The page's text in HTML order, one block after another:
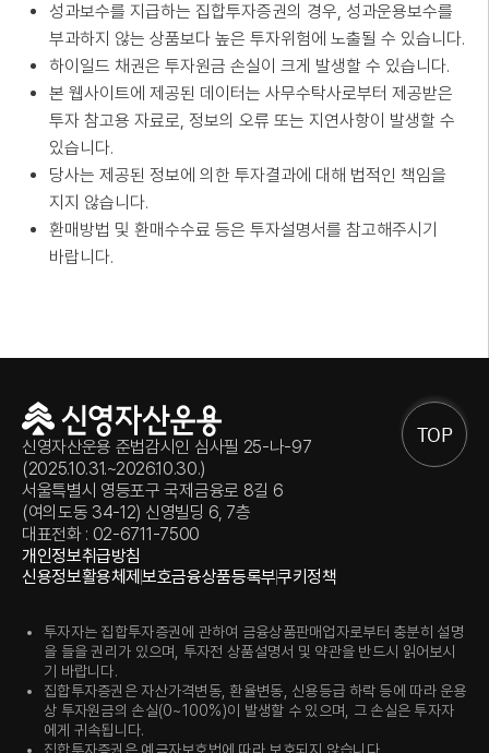
성과보수를 지급하는 집합투자증권의 경우, 성과운용보수를
부과하지 않는 상품보다 높은 투자위험에 노출될 수 있습니다.
하이일드 채권은 투자원금 손실이 크게 발생할 수 있습니다.
본 웹사이트에 제공된 데이터는 사무수탁사로부터 제공받은
투자 참고용 자료로, 정보의 오류 또는 지연사항이 발생할 수
있습니다.
당사는 제공된 정보에 의한 투자결과에 대해 법적인 책임을
지지 않습니다.
환매방법 및 환매수수료 등은 투자설명서를 참고해주시기
바랍니다.
신영자산운용 준법감시인 심사필 25-나-97
(2025.10.31.~2026.10.30.)
서울특별시 영등포구 국제금융로 8길 6
(여의도동 34-12) 신영빌딩 6, 7층
대표전화 : 02-6711-7500
TOP
개인정보취급방침
신용정보활용체제 보호금융상품등록부쿠키정책
투자자는 집합투자증권에 관하여 금융상품판매업자로부터 충분히 설명
을 들을 권리가 있으며, 투자전 상품설명서 및 약관을 반드시 읽어보시
기 바랍니다.
집합투자증권은 자산가격변동, 환율변동, 신용등급 하락 등에 따라 운용
상 투자원금의 손실(0~100%)이 발생할 수 있으며, 그 손실은 투자자
에게 귀속됩니다.